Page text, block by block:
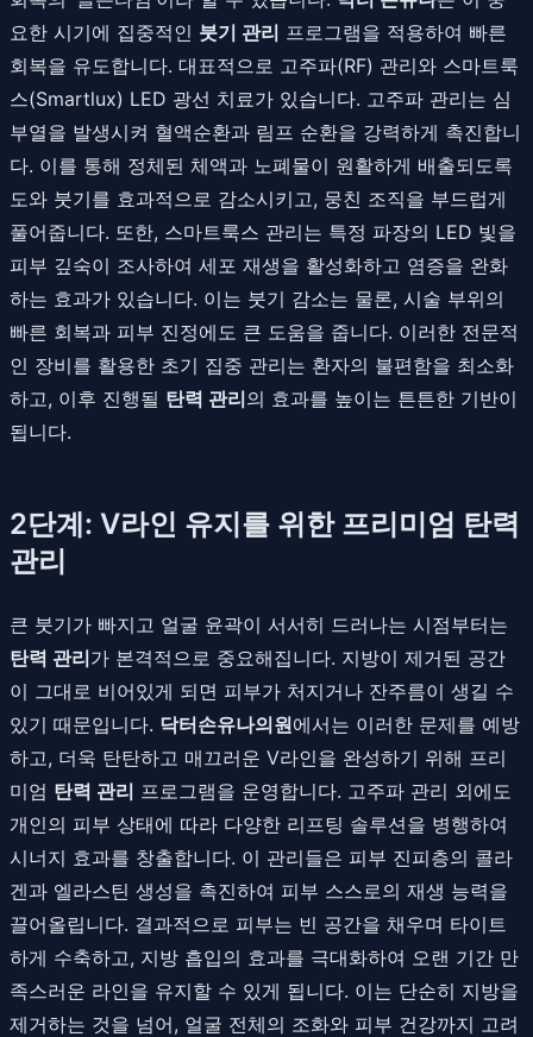
요한 시기에 집중적인 붓기 관리 프로그램을 적용하여 빠른
회복을 유도합니다. 대표적으로 고주파(RF) 관리와 스마트룩
스(Smartlux) LED 광선 치료가 있습니다. 고주파 관리는 심
부열을 발생시켜 혈액순환과 림프 순환을 강력하게 촉진합니
다. 이를 통해 정체된 체액과 노폐물이 원활하게 배출되도록
도와 붓기를 효과적으로 감소시키고, 뭉친 조직을 부드럽게
풀어줍니다. 또한, 스마트룩스 관리는 특정 파장의 LED 빛을
피부 깊숙이 조사하여 세포 재생을 활성화하고 염증을 완화
하는 효과가 있습니다. 이는 붓기 감소는 물론, 시술 부위의
빠른 회복과 피부 진정에도 큰 도움을 줍니다. 이러한 전문적
인 장비를 활용한 초기 집중 관리는 환자의 불편함을 최소화
하고, 이후 진행될 탄력 관리의 효과를 높이는 튼튼한 기반이
됩니다.
2단계: V라인 유지를 위한 프리미엄 탄력
관리
큰 붓기가 빠지고 얼굴 윤곽이 서서히 드러나는 시점부터는
탄력 관리가 본격적으로 중요해집니다. 지방이 제거된 공간
이 그대로 비어있게 되면 피부가 처지거나 잔주름이 생길 수
있기 때문입니다. 닥터손유나의원에서는 이러한 문제를 예방
하고, 더욱 탄탄하고 매끄러운 V라인을 완성하기 위해 프리
미엄 탄력 관리 프로그램을 운영합니다. 고주파 관리 외에도
개인의 피부 상태에 따라 다양한 리프팅 솔루션을 병행하여
시너지 효과를 창출합니다. 이 관리들은 피부 진피층의 콜라
겐과 엘라스틴 생성을 촉진하여 피부 스스로의 재생 능력을
끌어올립니다. 결과적으로 피부는 빈 공간을 채우며 타이트
하게 수축하고, 지방 흡입의 효과를 극대화하여 오랜 기간 만
족스러운 라인을 유지할 수 있게 됩니다. 이는 단순히 지방을
제거하는 것을 넘어, 얼굴 전체의 조화와 피부 건강까지 고려